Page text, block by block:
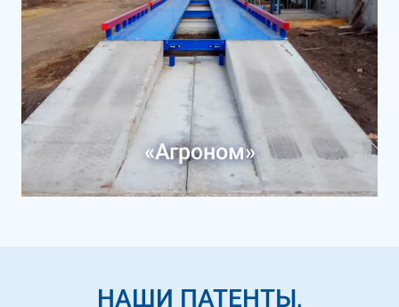
«Агроном»
НАШИ ПАТЕНТЫ,